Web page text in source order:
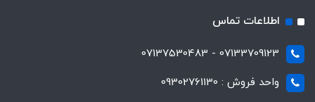
اطلاعات تماس
07133709123 - 07137530483
واحد فروش : 09302761130